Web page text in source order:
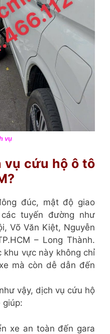
vụ
vụ cứu hộ ô tô
đúc, mật độ giao
tuyến đường như
Võ Văn Kiệt, Nguyễn
– Long Thành.
vực này không chỉ
mà còn dễ dẫn đến
vậy, dịch vụ cứu hộ
giúp:
xe an toàn đến gara